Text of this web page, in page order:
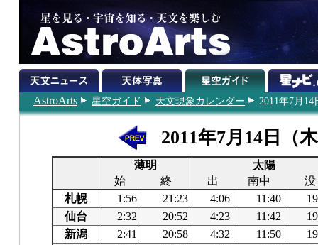
AstroArts 星空ガイド 天文現象カレンダー 2011年7月14
2011年7月14日（
薄明
太陽
始
終 出 南中
没
札幌
1:56 21:23 4:06 11:40
仙台
2:32 20:52 4:23 11:42
新潟
2:41 20:58 4:32 11:50